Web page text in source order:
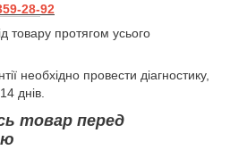
28-92
товару протягом усього
необхідно провести діагностику,
днів.
товар перед